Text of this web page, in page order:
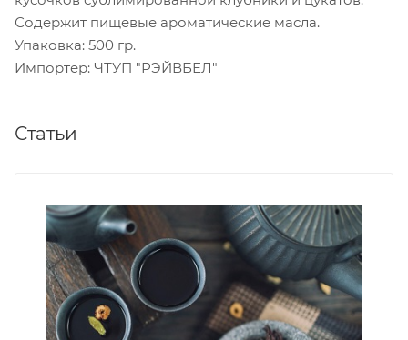
Содержит пищевые ароматические масла.
Упаковка: 500 гр.
Импортер: ЧТУП "РЭЙВБЕЛ"
Статьи